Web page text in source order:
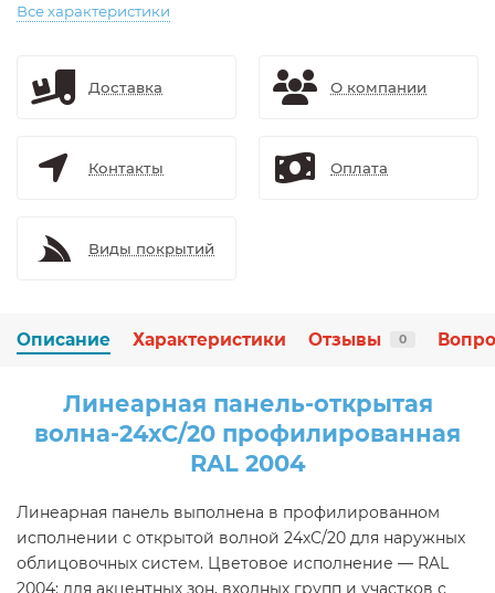
Все характеристики
Доставка О компании
Контакты Оплата
Виды покрытий
Описание Характеристики Отзывы 0
Линеарная панель-открытая
волна-24хС/20 профилированная
RAL 2004
Линеарная панель выполнена в профилированном
исполнении с открытой волной 24хС/20 для наружных
облицовочных систем. Цветовое исполнение — RAL
2004: для акцентных зон, входных групп и участков с